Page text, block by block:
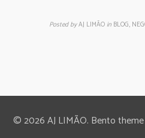
Posted byAJ LIMÃO in BLOG,
© 2026 AJ LIMÃO. Bento